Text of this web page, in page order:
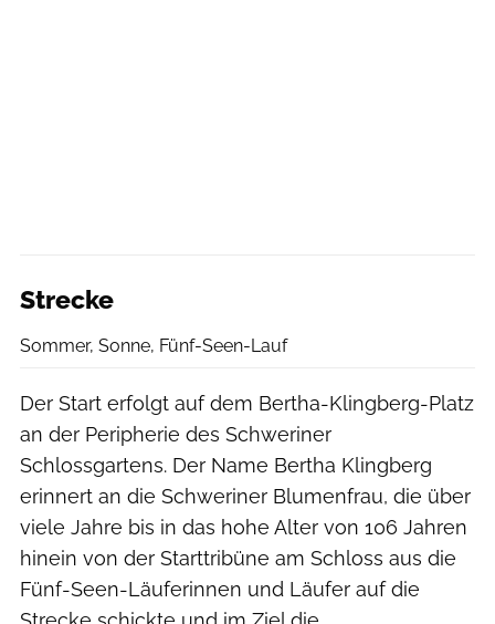
Strecke
Sommer, Sonne, Fünf-Seen-Lauf
Der Start erfolgt auf dem Bertha-Klingberg-Platz
an der Peripherie des Schweriner
Schlossgartens. Der Name Bertha Klingberg
erinnert an die Schweriner Blumenfrau, die über
viele Jahre bis in das hohe Alter von 106 Jahren
hinein von der Starttribüne am Schloss aus die
Fünf-Seen-Läuferinnen und Läufer auf die